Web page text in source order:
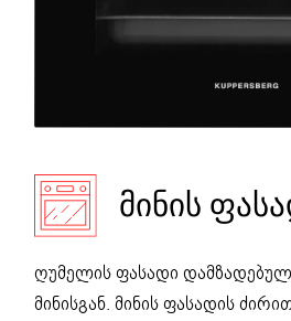
ᲛᲘᲜᲘᲡ
ღუმელის ფასადი
მინისგან. მინის ფასადის